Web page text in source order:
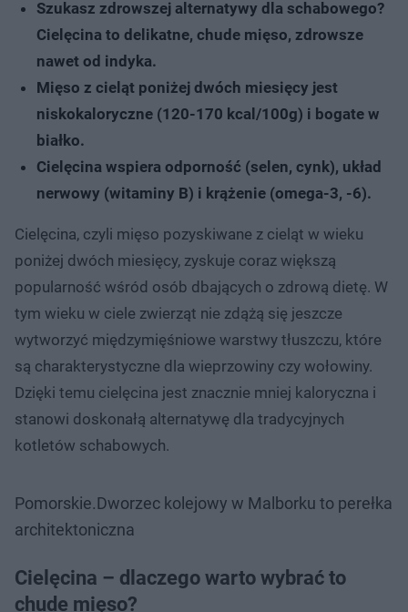
Szukasz zdrowszej alternatywy dla schabowego?
Cielęcina to delikatne, chude mięso, zdrowsze
nawet od indyka.
Mięso z cieląt poniżej dwóch miesięcy jest
niskokaloryczne (120-170 kcal/100g) i bogate w
białko.
Cielęcina wspiera odporność (selen, cynk), układ
nerwowy (witaminy B) i krążenie (omega-3, -6).
Cielęcina, czyli mięso pozyskiwane z cieląt w wieku
poniżej dwóch miesięcy, zyskuje coraz większą
popularność wśród osób dbających o zdrową dietę. W
tym wieku w ciele zwierząt nie zdążą się jeszcze
wytworzyć międzymięśniowe warstwy tłuszczu, które
są charakterystyczne dla wieprzowiny czy wołowiny.
Dzięki temu cielęcina jest znacznie mniej kaloryczna i
stanowi doskonałą alternatywę dla tradycyjnych
kotletów schabowych.
Pomorskie.Dworzec kolejowy w Malborku to perełka
architektoniczna
Cielęcina – dlaczego warto wybrać to
chude mięso?